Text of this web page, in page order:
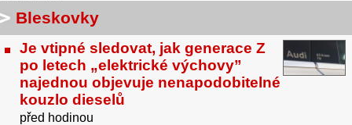
Bleskovky
Je vtipné sledovat, jak generace Z
po letech „elektrické výchovy”
najednou objevuje nenapodobitelné
kouzlo dieselů
před hodinou